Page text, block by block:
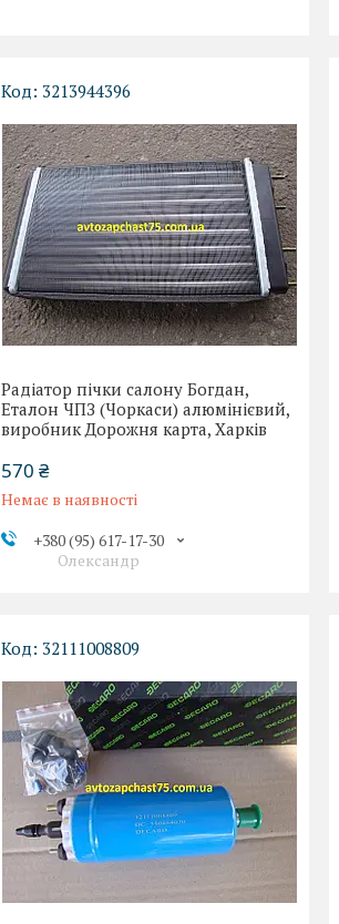
3213944396
Радіатор пічки салону Богдан,
Еталон ЧПЗ (Чоркаси) алюмінієвий,
виробник Дорожня карта, Харків
570 ₴
Немає в наявності
+380 (95) 617-17-30
Олександр
32111008809